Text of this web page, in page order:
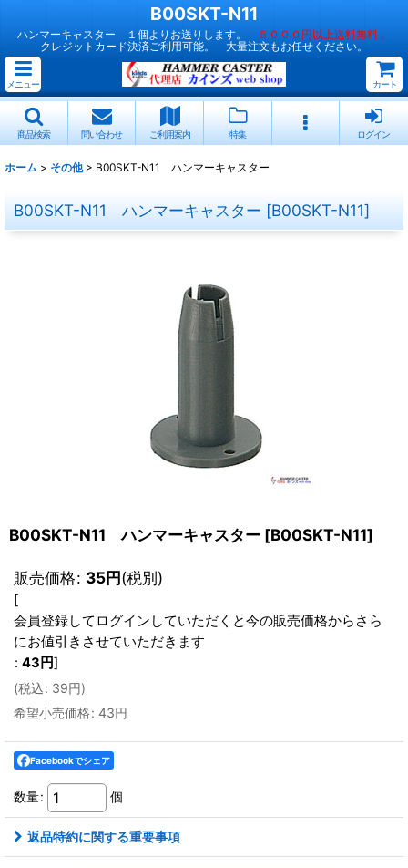
B00SKT-N11
ハンマーキャスター １個よりお送りします。
５０００円以上送料無料 。
クレジットカード決済ご利用可能。 大量注文もお任せください。
メニュー カート
商品検索 問い合わせ ご利用案内 特集 ログイン
ホーム > その他 > B00SKT-N11 ハンマーキャスター
B00SKT-N11 ハンマーキャスター [B00SKT-N11]
B00SKT-N11 ハンマーキャスター [B00SKT-N11]
販売価格: 35円(税別)
[
会員登録してログインしていただくと今の販売価格からさら
にお値引きさせていただきます
: 43 円]
(税込: 39円)
希望小売価格: 43円
Facebookでシェア
数量: 個
返品特約に関する重要事項